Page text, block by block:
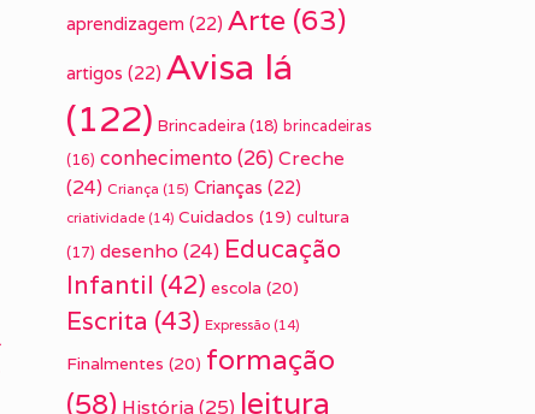
aprendizagem (22) Arte (63)
artigos (22) Avisa lá
(122) Brincadeira (18) brincadeiras
(16) conhecimento(26) Creche
(24) Criança (15) Crianças (22)
criatividade (14) Cuidados (19) cultura
(17) desenho (24) Educação
Infantil (42) escola (20)
Escrita (43) Expressão (14)
Finalmentes (20) formação
(58) História(25) leitura